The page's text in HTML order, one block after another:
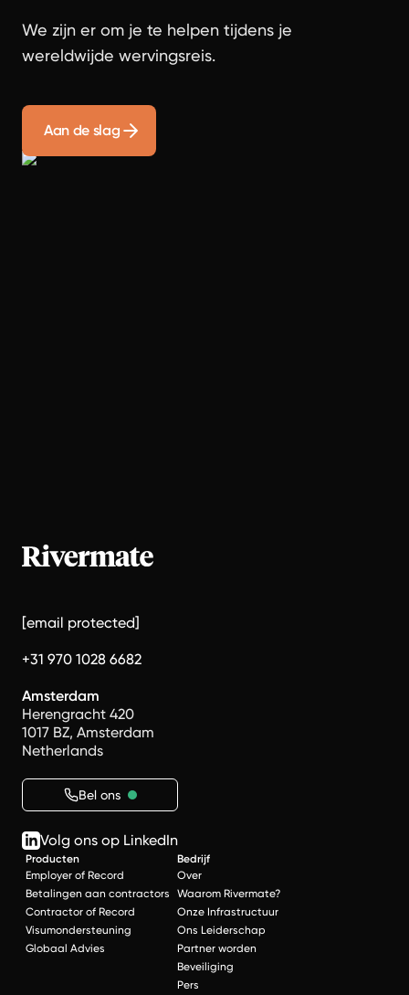
We zijn er om je te helpen tijdens je
wereldwijde wervingsreis.
Aan de slag
[email protected]
+31 970 1028 6682
Amsterdam
Herengracht 420
1017 BZ, Amsterdam
Netherlands
Bel ons
Volg ons op LinkedIn
Producten
Employer of Record
Betalingen aan contractors
Contractor of Record
Visumondersteuning
Globaal Advies
Bedrijf
Over
Waarom Rivermate?
Onze Infrastructuur
Ons Leiderschap
Partner worden
Beveiliging
Pers